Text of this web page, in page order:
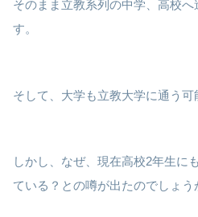
そのまま立教系列の中学、高校
す。
そして、大学も立教大学に通う可
しかし、なぜ、現在高校2年生に
ている？との噂が出たのでしょう